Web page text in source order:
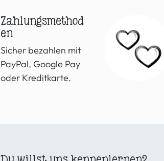
Zahlungsmethod
en
Sicher bezahlen mit
PayPal, Google Pay
oder Kreditkarte.